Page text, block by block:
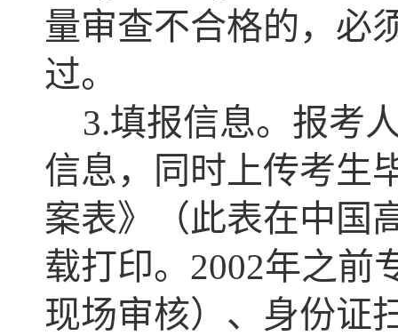
量审查不合格的，必
过。
3.填报信息。报考
信息，同时上传考生
案表》（此表在中国
载打印。2002年之前
现场审核）、身份证